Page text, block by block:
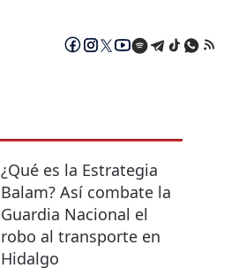
¿Qué es la Estrategia
Balam? Así combate la
Guardia Nacional el
robo al transporte en
Hidalgo